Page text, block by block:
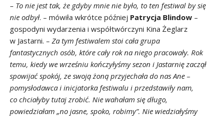
– To nie jest tak, że gdyby mnie nie było, to ten festiwal by się
nie odbył. – mówiła wkrótce później Patrycja Blindow –
gospodyni wydarzenia i współtwórczyni Kina Żeglarz
w Jastarni. – Za tym festiwalem stoi cała grupa
fantastycznych osób, które cały rok na niego pracowały. Rok
temu, kiedy we wrześniu kończyłyśmy sezon i Jastarnię zaczął
spowijać spokój, ze swoją żoną przyjechała do nas Ane –
pomysłodawca i inicjatorka festiwalu i przedstawiły nam,
co chciałyby tutaj zrobić. Nie wahałam się długo,
powiedziałam „no jasne, spoko, robimy”. Nie wiedziałyśmy